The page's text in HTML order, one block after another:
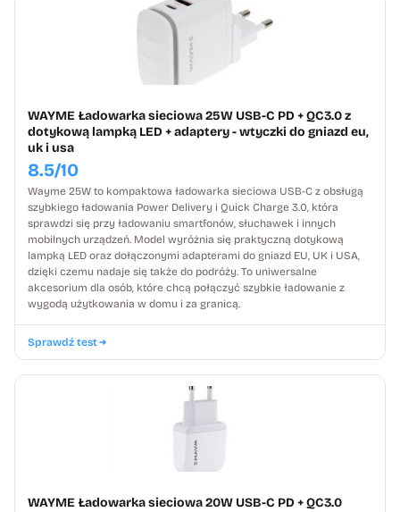
WAYME Ładowarka sieciowa 25W USB-C PD + QC3.0 z
dotykową lampką LED + adaptery - wtyczki do gniazd eu,
uk i usa
8.5/10
Wayme 25W to kompaktowa ładowarka sieciowa USB-C z obsługą
szybkiego ładowania Power Delivery i Quick Charge 3.0, która
sprawdzi się przy ładowaniu smartfonów, słuchawek i innych
mobilnych urządzeń. Model wyróżnia się praktyczną dotykową
lampką LED oraz dołączonymi adapterami do gniazd EU, UK i USA,
dzięki czemu nadaje się także do podróży. To uniwersalne
akcesorium dla osób, które chcą połączyć szybkie ładowanie z
wygodą użytkowania w domu i za granicą.
Sprawdź test
WAYME Ładowarka sieciowa 20W USB-C PD + QC3.0